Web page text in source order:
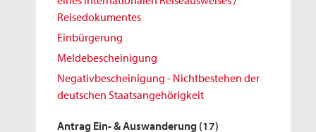
Reisedokumentes
Einbürgerung
Meldebescheinigung
Negativbescheinigung - Nichtbestehen der
deutschen Staatsangehörigkeit
Antrag Ein- & Auswanderung (17)